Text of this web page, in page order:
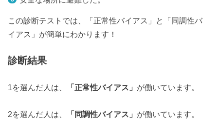
この診断テストでは、「正常性バイアス」と「同調性バ
イアス」が簡単にわかります！
診断結果
1を選んだ人は、 「正常性バイアス」 が働いています。
2を選んだ人は、 「同調性バイアス」 が働いています。